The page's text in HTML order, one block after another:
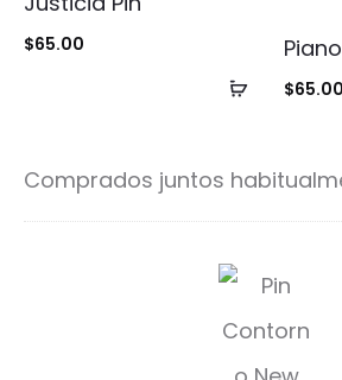
Añadir
$65.00
$65.00
Comprados juntos
C
o
n